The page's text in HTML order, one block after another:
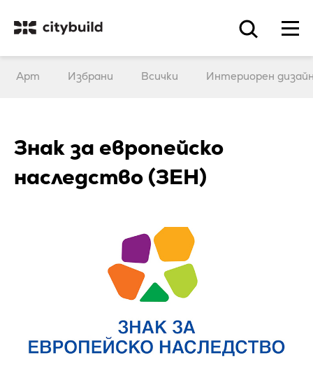
Арт Избрани Всички Интериорен
Знак за европейско
наследство (ЗЕН)